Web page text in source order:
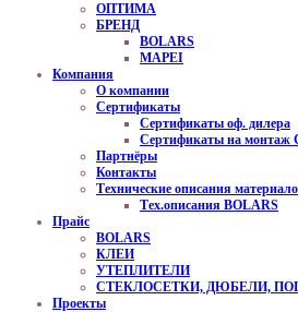
ОПТИМА
БРЕНД
BOLARS
MAPEI
Компания
О компании
Сертификаты
Сертификаты оф. дилера
Сертификаты на
Партнёры
Контакты
Технические описания
Тех.описания BOLARS
Прайс
BOLARS
КЛЕИ
УТЕПЛИТЕЛИ
СТЕКЛОСЕТКИ, ДЮБЕЛИ,
Проекты